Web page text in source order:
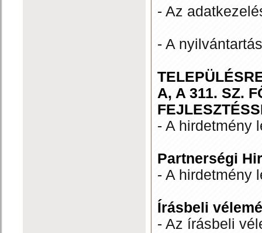
- Az
- A
A, A 311. SZ.
- A hirdetmény
Partnerségi
- A hirdetmény
Írásbeli
- Az írásbeli